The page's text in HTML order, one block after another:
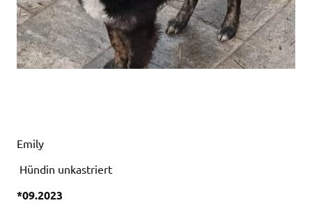
Emily
Hündin unkastriert
*09.2023